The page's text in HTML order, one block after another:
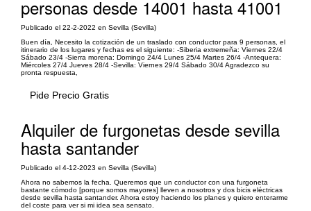
personas desde 14001 hasta 41001
Publicado el 22-2-2022 en Sevilla (Sevilla)
Buen día, Necesito la cotización de un traslado con conductor para 9 personas, el
itinerario de los lugares y fechas es el siguiente: -Siberia extremeña: Viernes 22/4
Sábado 23/4 -Sierra morena: Domingo 24/4 Lunes 25/4 Martes 26/4 -Antequera:
Miércoles 27/4 Jueves 28/4 -Sevilla: Viernes 29/4 Sábado 30/4 Agradezco su
pronta respuesta,
Pide Precio Gratis
Alquiler de furgonetas desde sevilla
hasta santander
Publicado el 4-12-2023 en Sevilla (Sevilla)
Ahora no sabemos la fecha. Queremos que un conductor con una furgoneta
bastante cómodo [porque somos mayores] lleven a nosotros y dos bicis eléctricas
desde sevilla hasta santander. Ahora estoy haciendo los planes y quiero enterarme
del coste para ver si mi idea sea sensato.